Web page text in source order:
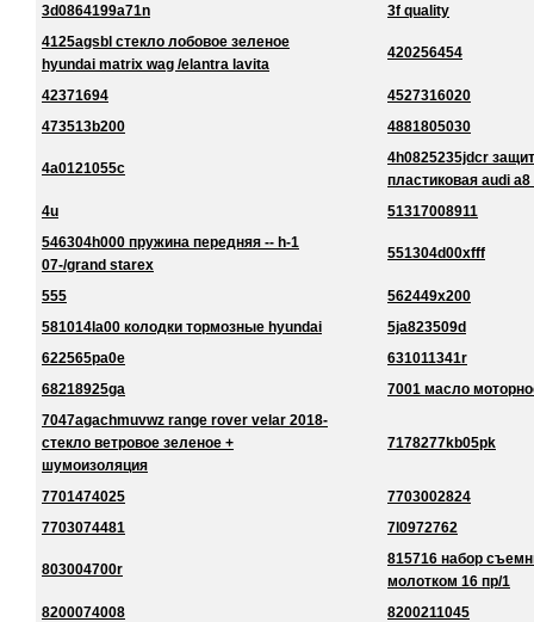
3d0864199a71n
3f quality
4125agsbl стекло лобовое зеленое
hyundai matrix wag /elantra lavita
420256454
42371694
4527316020
473513b200
4881805030
4a0121055c
4h0825235jdcr
пластиковая audi
4u
51317008911
546304h000 пружина передняя -- h-1
07-/grand starex
551304d00xfff
555
562449x200
581014la00 колодки тормозные hyundai
5ja823509d
622565pa0e
631011341r
68218925ga
7001 масло
7047agachmuvwz range rover velar 2018-
стекло ветровое зеленое +
шумоизоляция
7178277kb05pk
7701474025
7703002824
7703074481
7l0972762
803004700r
815716 набор
молотком 16 пр/1
8200074008
8200211045